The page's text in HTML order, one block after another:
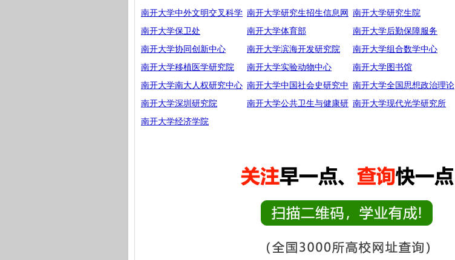
南开大学中外文明交叉科学 南开大学研究生招生信息网 南开大学研究生院
南开大学保卫处
南开大学体育部 南开大学后勤保障服务
南开大学协同创新中心
南开大学滨海开发研究院 南开大学组合数学中心
南开大学移植医学研究院
南开大学实验动物中心 南开大学图书馆
南开大学南大人权研究中心 南开大学中国社会史研究中 南开大学全国思想政治理论
南开大学深圳研究院
南开大学公共卫生与健康研 南开大学现代光学研究所
南开大学经济学院